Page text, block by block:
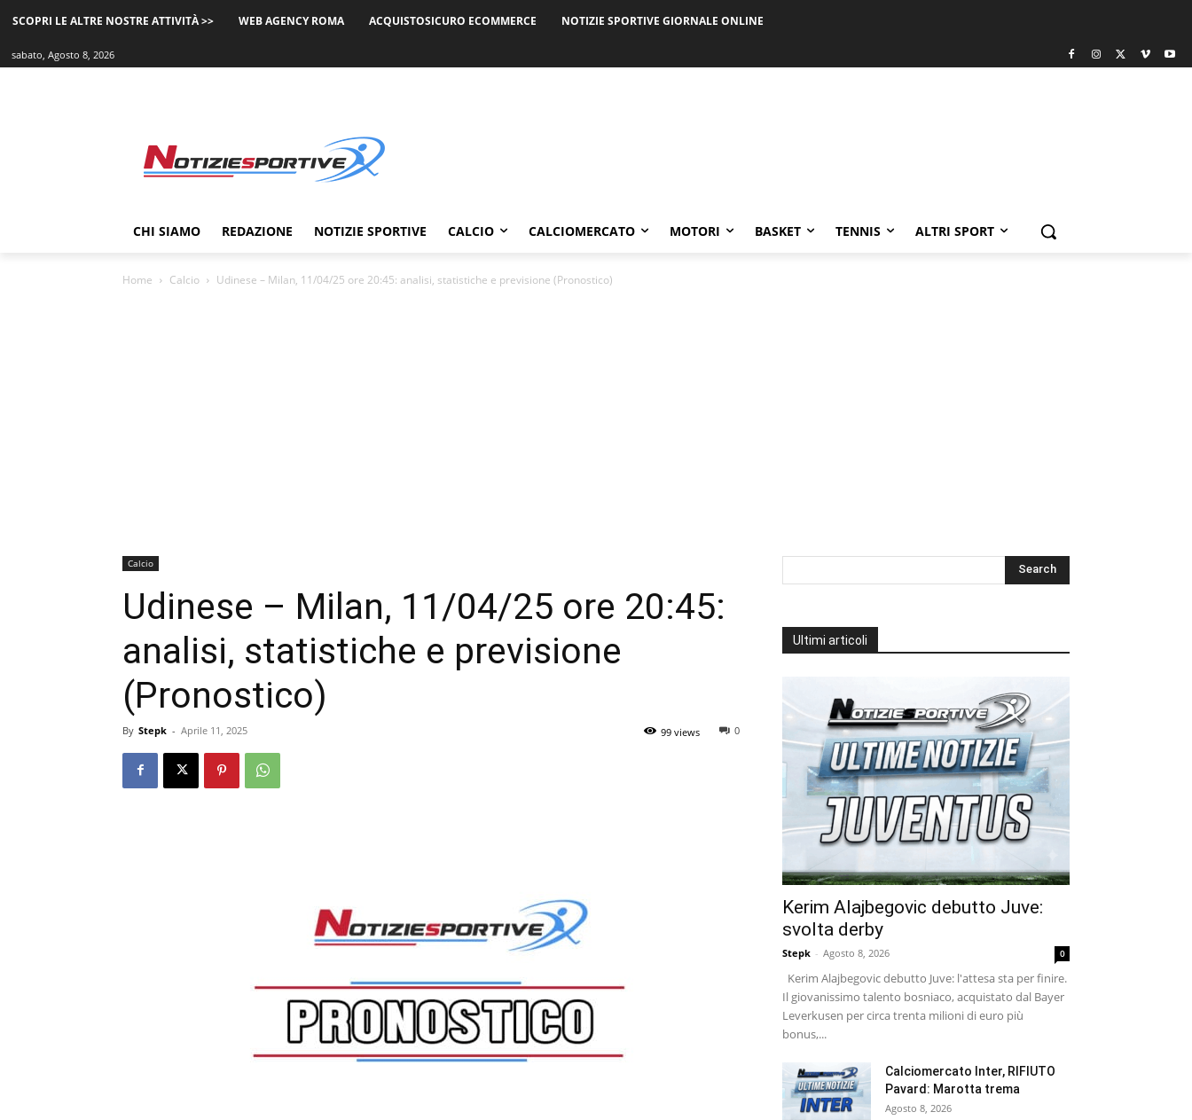
SCOPRI LE ALTRE NOSTRE ATTIVITÀ >> WEB AGENCY ROMA ACQUISTOSICURO ECOMMERCE NOTIZIE SPORTIVE GIORNALE ONLINE
sabato, Agosto 8, 2026
CHI SIAMO REDAZIONE NOTIZIE SPORTIVE CALCIO CALCIOMERCATO MOTORI BASKET TENNIS ALTRI SPORT
Home Calcio Udinese – Milan, 11/04/25 ore 20:45: analisi, statistiche e previsione (Pronostico)
Calcio
Udinese – Milan, 11/04/25 ore 20:45:
analisi, statistiche e previsione
(Pronostico)
By Stepk - Aprile 11, 2025 0
99 views
Ultimi articoli
Kerim Alajbegovic debutto Juve:
svolta derby
Stepk - Agosto 8, 2026 0
Kerim Alajbegovic debutto Juve: l'attesa sta per finire.
Il giovanissimo talento bosniaco, acquistato dal Bayer
Leverkusen per circa trenta milioni di euro più
bonus,...
Calciomercato Inter, RIFIUTO
Pavard: Marotta trema
Agosto 8, 2026